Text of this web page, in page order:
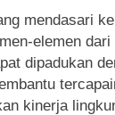
mendasari
elemen
dipadukan
kinerja